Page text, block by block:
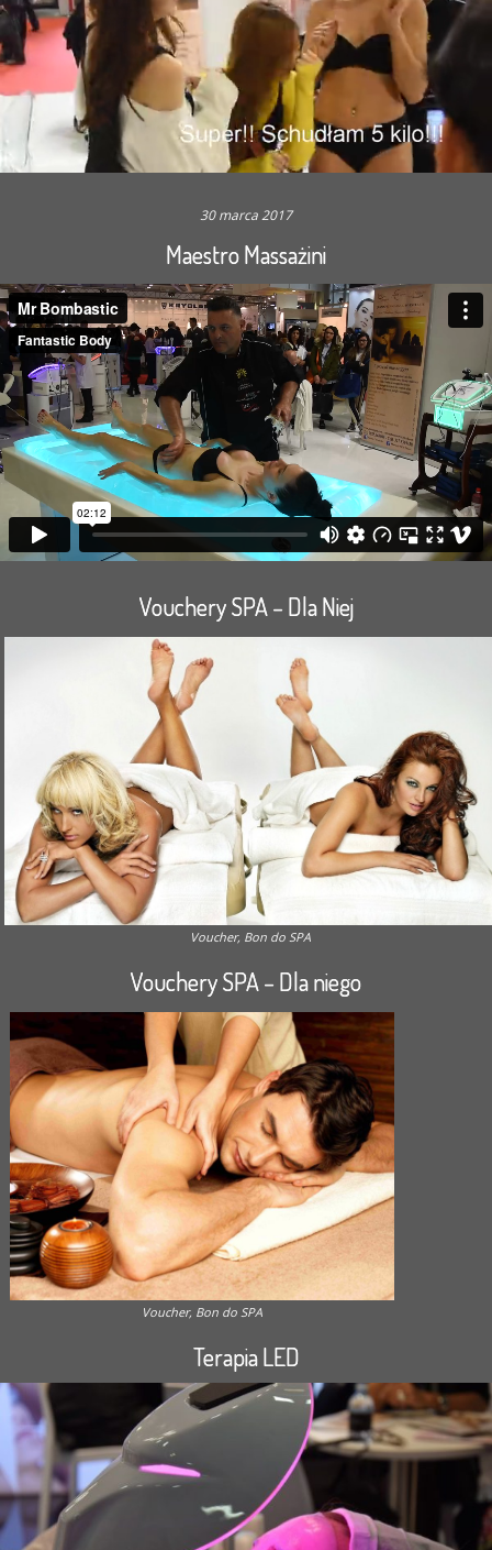
30 marca 2017
Maestro Massażini
Vouchery SPA – Dla Niej
Voucher, Bon do SPA
Vouchery SPA – Dla niego
Voucher, Bon do SPA
Terapia LED